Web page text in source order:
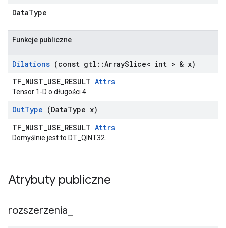
DataType
Funkcje publiczne
Dilations (const gtl ::ArraySlice< int > & x)
TF_MUST_USE_RESULT Attrs
Tensor 1-D o długości 4.
OutType (DataType x)
TF_MUST_USE_RESULT Attrs
Domyślnie jest to DT_QINT32.
Atrybuty publiczne
rozszerzenia